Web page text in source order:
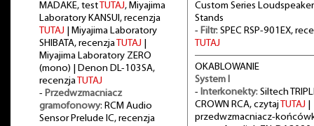
MADAKE, test TUTAJ, Miyajima
Laboratory KANSUI, recenzja
TUTAJ | Miyajima Laboratory
SHIBATA, recenzja TUTAJ
Miyajima Laboratory ZERO
(mono) | Denon DL-103SA,
recenzja TUTAJ
- Przedwzmacniacz
gramofonowy: RCM Audio
Sensor Prelude IC, recenzja
Custom Series Loudspeaker
Stands
- Filtr: SPEC RSP-901EX,
TUTAJ
OKABLOWANIE
System I
- Interkonekty: Siltech
CROWN RCA, czytaj TUTAJ
przedwzmacniacz-